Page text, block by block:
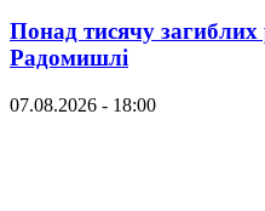
Понад тисячу
Радомишлі
07.08.2026 - 18:00